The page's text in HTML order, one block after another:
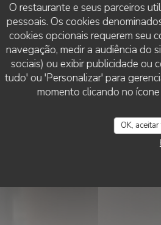
O restaurante e seus parceiros
pessoais. Os cookies
cookies opcionais requerem seu
navegação, medir a audiência do
sociais) ou exibir publicidade ou
tudo' ou 'Personalizar' para
momento clicando no
OK,
Um UM